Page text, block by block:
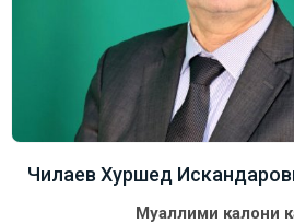
Чилаев Хуршед
Муаллими калони